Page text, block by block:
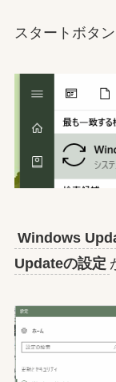
スタートボタ
Windows
Updateの設定